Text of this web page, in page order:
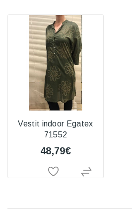
Vestit indoor Egatex
71552
48,79€